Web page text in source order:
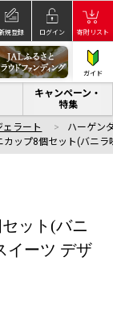
規登録 ログイン 寄附リスト
ガイド
キャンペーン・
特集
ェラート
ハーゲン
カップ8個セット(バニ
ット(バニ
イーツ デザ